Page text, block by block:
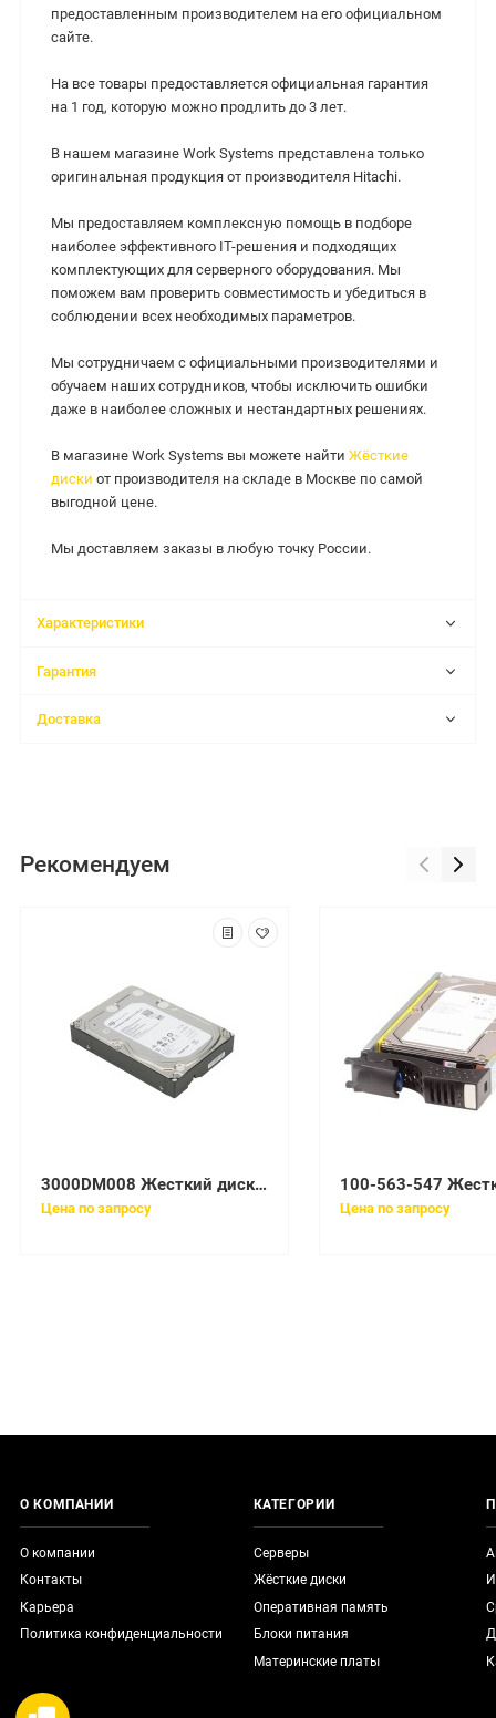
предоставленным производителем на его официальном
сайте.
На все товары предоставляется официальная гарантия
на 1 год, которую можно продлить до 3 лет.
В нашем магазине Work Systems представлена только
оригинальная продукция от производителя Hitachi.
Мы предоставляем комплексную помощь в подборе
наиболее эффективного IT-решения и подходящих
комплектующих для серверного оборудования. Мы
поможем вам проверить совместимость и убедиться в
соблюдении всех необходимых параметров.
Мы сотрудничаем с официальными производителями и
обучаем наших сотрудников, чтобы исключить ошибки
даже в наиболее сложных и нестандартных решениях.
В магазине Work Systems вы можете найти Жёсткие
диски от производителя на складе в Москве по самой
выгодной цене.
Мы доставляем заказы в любую точку России.
Характеристики
Гарантия
Доставка
Рекомендуем
3000DM008 Жесткий диск Seagate BarraCuda 3TB 64MB Cache SATA 6.0Gb/s 3.5
Цена по запросу Цена по запросу
О КОМПАНИИ
О компании
Контакты
Карьера
Политика конфиденциальности
КАТЕГОРИИ
Серверы
Жёсткие диски
Оперативная память
Блоки питания
Материнские платы